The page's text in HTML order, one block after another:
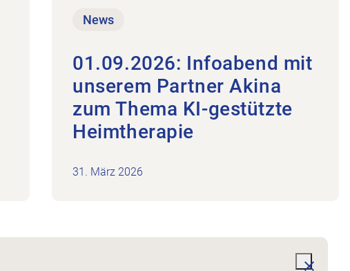
News
01.09.2026: Infoabend mit
unserem Partner Akina
zum Thema KI-gestützte
Heimtherapie
31. März 2026